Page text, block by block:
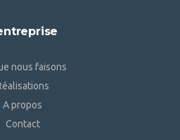
nous faisons
A propos
Contact